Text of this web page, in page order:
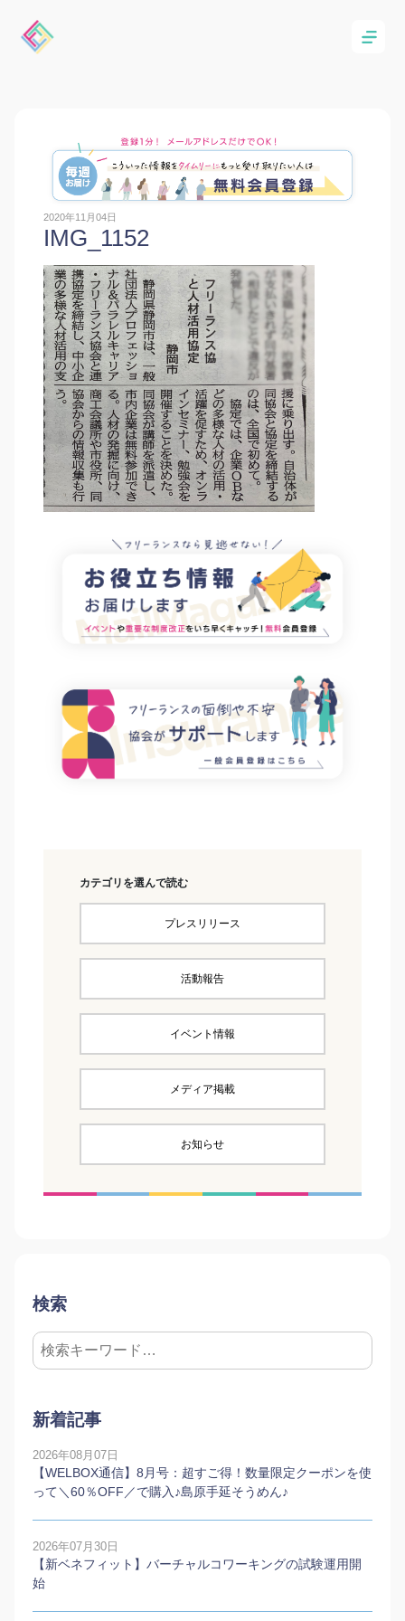
2020年11月04日
IMG_1152
カテゴリを選んで読む
プレスリリース
活動報告
イベント情報
メディア掲載
お知らせ
検索
新着記事
2026年08月07日
【WELBOX通信】8月号：超すご得！数量限定クーポンを使
って＼60％OFF／で購入♪島原手延そうめん♪
2026年07月30日
【新ベネフィット】バーチャルコワーキングの試験運用開
始